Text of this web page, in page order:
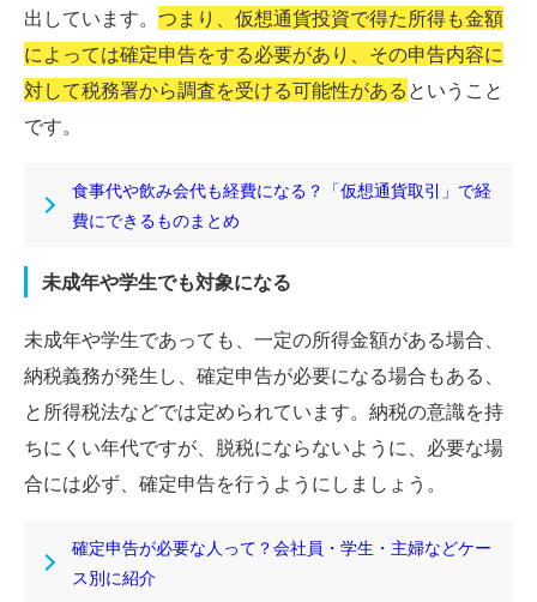
出しています。 つまり、仮想通貨投資で得た所得も金額
によっては確定申告をする必要があり、その申告内容に
対して税務署から調査を受ける可能性がある ということ
です。
食事代や飲み会代も経費になる？「仮想通貨取引」で経
費にできるものまとめ
未成年や学生でも対象になる
未成年や学生であっても、一定の所得金額がある場合、
納税義務が発生し、確定申告が必要になる場合もある、
と所得税法などでは定められています。納税の意識を持
ちにくい年代ですが、脱税にならないように、必要な場
合には必ず、確定申告を行うようにしましょう。
確定申告が必要な人って？会社員・学生・主婦などケー
ス別に紹介